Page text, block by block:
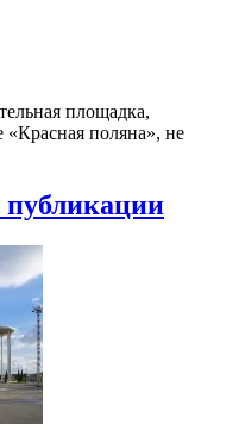
площадка,
«Красная поляна», не
публикации